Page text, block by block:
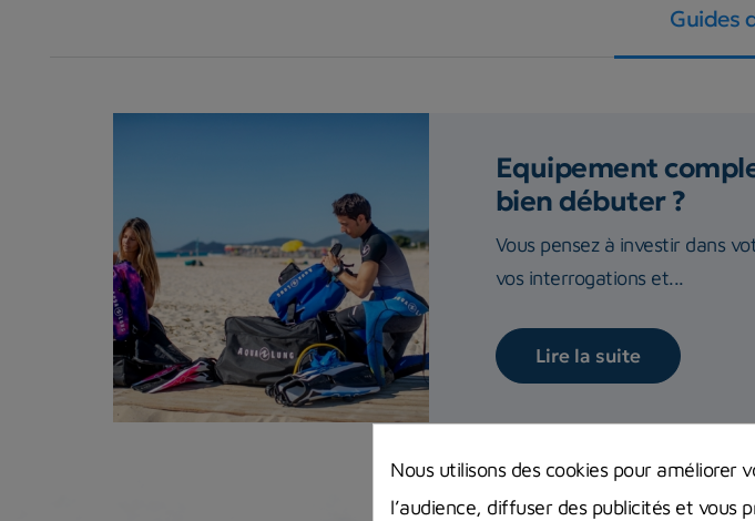
Guides
Equipement
bien débuter ?
Vous pensez à investir dans
vos interrogations et...
Lire la suite
Nous utilisons des cookies pour améliorer
l’audience, diffuser des publicités et vous